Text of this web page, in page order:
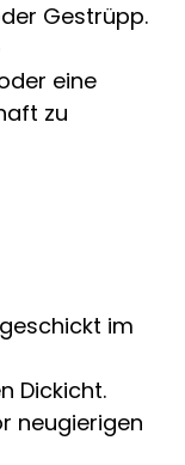
Gestrüpp.
eine
zu
im
Dickicht.
neugierigen